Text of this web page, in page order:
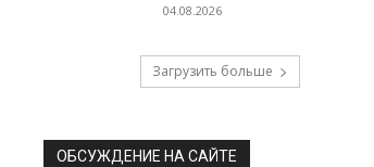
04.08.2026
Загрузить больше
ОБСУЖДЕНИЕ НА САЙТЕ